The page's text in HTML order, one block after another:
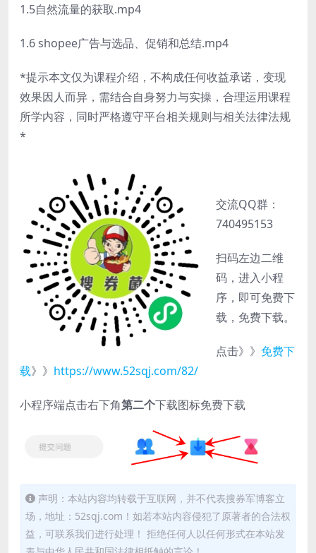
1.5自然流量的获取.mp4
1.6 shopee广告与选品、促销和总结.mp4
*提示本文仅为课程介绍，不构成任何收益承诺，变现
效果因人而异，需结合自身努力与实操，合理运用课程
所学内容，同时严格遵守平台相关规则与相关法律法规
*
交流QQ群：
740495153
扫码左边二维
码，进入小程
序，即可免费下
载，免费下载。
点击》》 免费下
载》》 https://www.52sqj.com/82/
小程序端点击右下角第二个下载图标免费下载
声明：本站内容均转载于互联网，并不代表搜券军博客立
场，地址：52sqj.com！如若本站内容侵犯了原著者的合法权
益，可联系我们进行处理！ 拒绝任何人以任何形式在本站发